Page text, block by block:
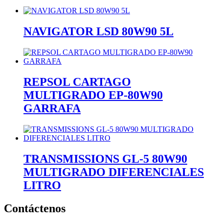
NAVIGATOR LSD 80W90 5L
REPSOL CARTAGO
MULTIGRADO EP-80W90
GARRAFA
TRANSMISSIONS GL-5 80W90
MULTIGRADO DIFERENCIALES
LITRO
Contáctenos